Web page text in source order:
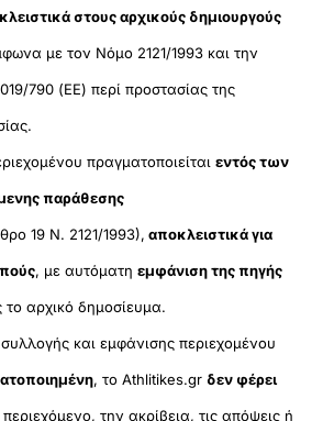
στους αρχικούς δημιουργούς
με τον Νόμο 2121/1993 και την
790 (ΕΕ) περί προστασίας της
πραγματοποιείταιεντός των
παράθεσης
19 Ν. 2121/1993), αποκλειστικά για
, με αυτόματηεμφάνιση της πηγής
το αρχικό δημοσίευμα.
και εμφάνισης περιεχομένου
, το Athlitikes.gr δεν φέρει
περιεχόμενο, την ακρίβεια, τις απόψεις ή